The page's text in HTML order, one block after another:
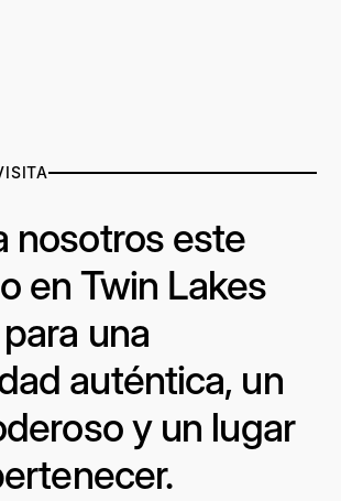
nosotros este
en Twin Lakes
una
auténtica, un
y un lugar